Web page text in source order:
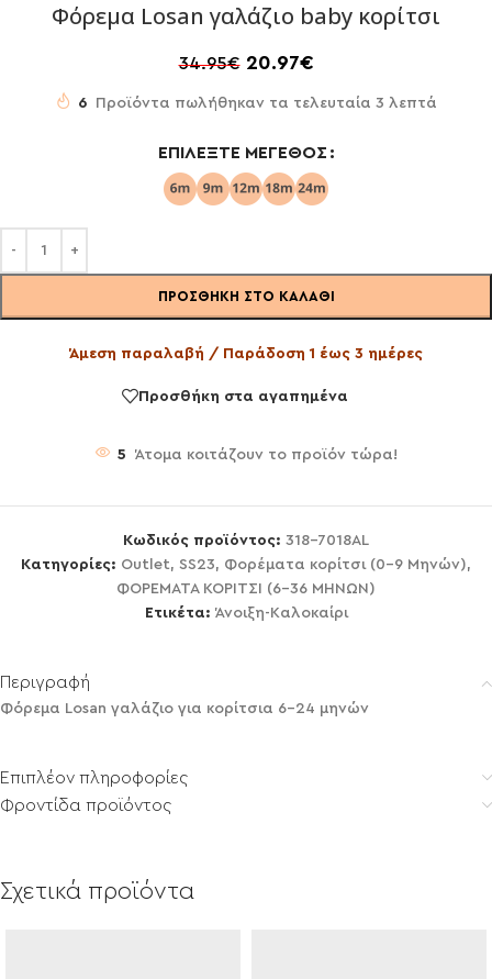
Φόρεμα Losan γαλάζιο baby κορίτσι
34.95€ 20.97€
6 Προϊόντα πωλήθηκαν τα τελευταία 3 λεπτά
ΕΠΙΛΈΞΤΕ ΜΈΓΕΘΟΣ
ΠΡΟΣΘΉΚΗ ΣΤΟ ΚΑΛΆΘΙ
Άμεση παραλαβή / Παράδοση 1 έως 3 ημέρες
Προσθήκη στα αγαπημένα
5 Άτομα κοιτάζουν το προϊόν τώρα!
Κωδικός προϊόντος: 318-7018AL
Κατηγορίες: Outlet, SS23, Φορέματα κορίτσι (0-9 Μηνών),
ΦΟΡΕΜΑΤΑ ΚΟΡΙΤΣΙ (6-36 ΜΗΝΩΝ)
Ετικέτα: Άνοιξη-Καλοκαίρι
Περιγραφή
Φόρεμα Losan γαλάζιο για κορίτσια 6-24 μηνών
Επιπλέον πληροφορίες
Φροντίδα προϊόντος
Σχετικά προϊόντα